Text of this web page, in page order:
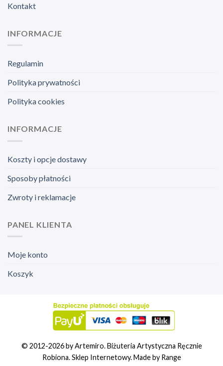
Kontakt
INFORMACJE
Regulamin
Polityka prywatności
Polityka cookies
INFORMACJE
Koszty i opcje dostawy
Sposoby płatności
Zwroty i reklamacje
PANEL KLIENTA
Moje konto
Koszyk
© 2012-2026 by Artemiro. Biżuteria Artystyczna Ręcznie
Robiona. Sklep Internetowy. Made by Range